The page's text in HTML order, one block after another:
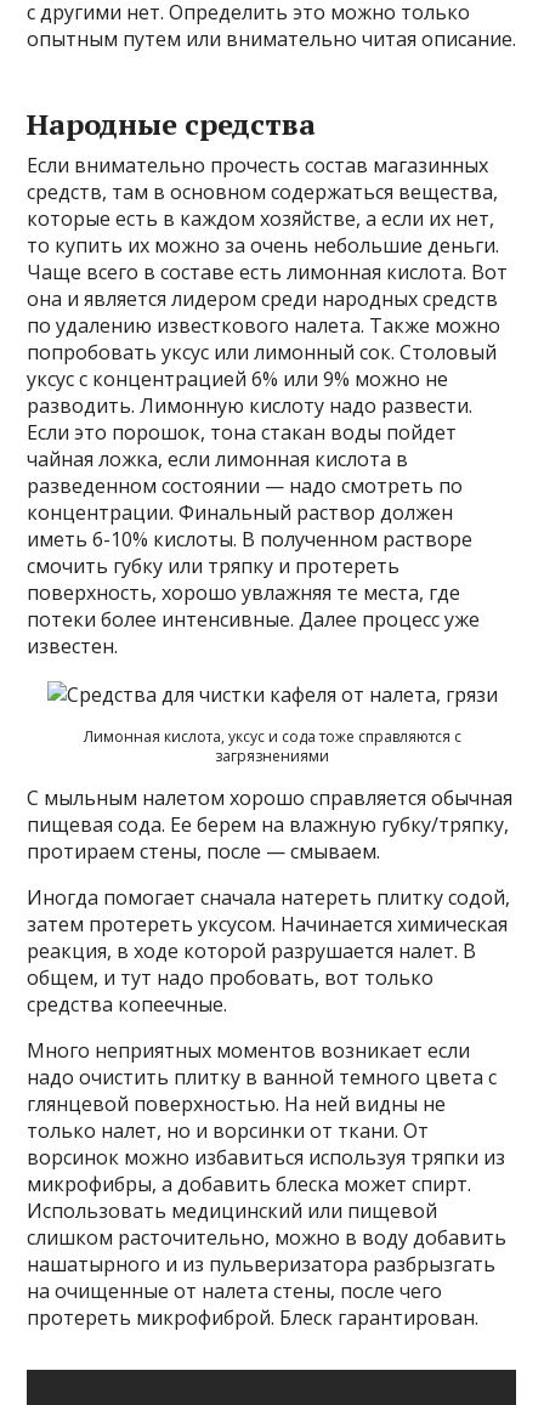
с другими нет. Определить это можно только
опытным путем или внимательно читая описание.
Народные средства
Если внимательно прочесть состав магазинных
средств, там в основном содержаться вещества,
которые есть в каждом хозяйстве, а если их нет,
то купить их можно за очень небольшие деньги.
Чаще всего в составе есть лимонная кислота. Вот
она и является лидером среди народных средств
по удалению известкового налета. Также можно
попробовать уксус или лимонный сок. Столовый
уксус с концентрацией 6% или 9% можно не
разводить. Лимонную кислоту надо развести.
Если это порошок, тона стакан воды пойдет
чайная ложка, если лимонная кислота в
разведенном состоянии — надо смотреть по
концентрации. Финальный раствор должен
иметь 6-10% кислоты. В полученном растворе
смочить губку или тряпку и протереть
поверхность, хорошо увлажняя те места, где
потеки более интенсивные. Далее процесс уже
известен.
Лимонная кислота, уксус и сода тоже справляются с
загрязнениями
С мыльным налетом хорошо справляется обычная
пищевая сода. Ее берем на влажную губку/тряпку,
протираем стены, после — смываем.
Иногда помогает сначала натереть плитку содой,
затем протереть уксусом. Начинается химическая
реакция, в ходе которой разрушается налет. В
общем, и тут надо пробовать, вот только
средства копеечные.
Много неприятных моментов возникает если
надо очистить плитку в ванной темного цвета с
глянцевой поверхностью. На ней видны не
только налет, но и ворсинки от ткани. От
ворсинок можно избавиться используя тряпки из
микрофибры, а добавить блеска может спирт.
Использовать медицинский или пищевой
слишком расточительно, можно в воду добавить
нашатырного и из пульверизатора разбрызгать
на очищенные от налета стены, после чего
протереть микрофиброй. Блеск гарантирован.